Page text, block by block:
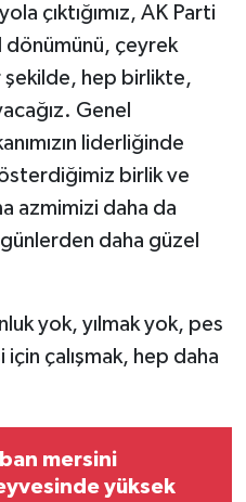
çıktığımız, AK Parti
dönümünü, çeyrek
şekilde, hep birlikte,
Genel
liderliğinde
birlik ve
azmimizi daha da
daha güzel
yok, yılmak yok, pes
çalışmak, hep daha
mersini
yüksek